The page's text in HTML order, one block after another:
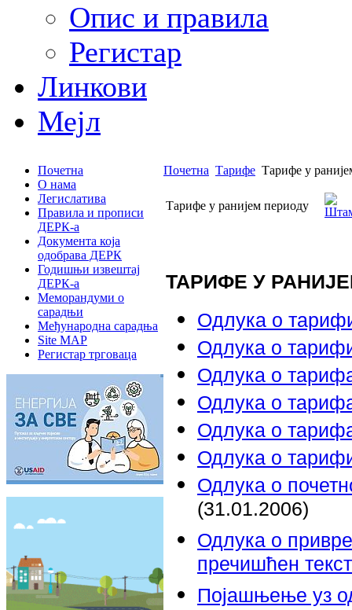
Опис и правила
Регистар
Линкови
Мејл
Почетна
О нама
Легислатива
Правила и прописи
ДЕРК-а
Документа која
одобрава ДЕРК
Годишњи извештај
ДЕРК-а
Меморандуми о
сарадњи
Међународна сарадња
Site MAP
Регистар трговаца
Почетна Тарифе Тарифе у
Тарифе у ранијем периоду
ТАРИФЕ У
Oдлука о
Одлука о
Одлука о
Одлука о
Одлука о
Одлука о
Одлука о
(31.01.2006)
Одлука о
пречишћен
Појашњење уз